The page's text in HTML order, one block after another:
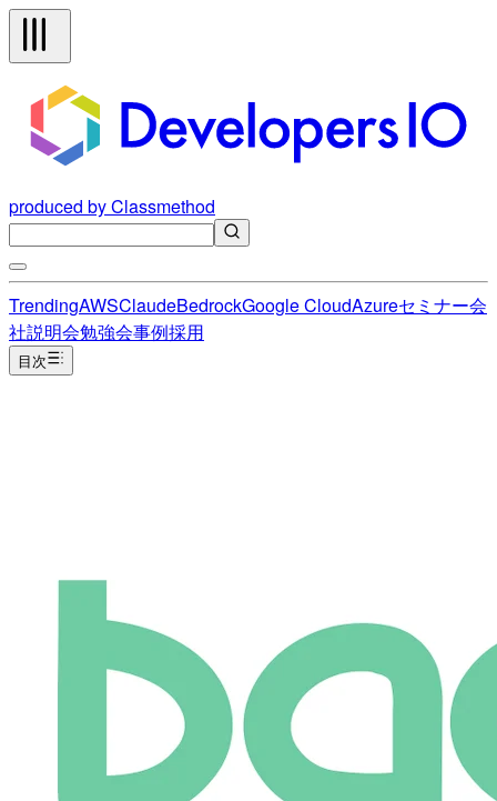
produced by Classmethod
TrendingAWSClaudeBedrockGoogle CloudAzureセミナー会
社説明会勉強会事例採用
目次